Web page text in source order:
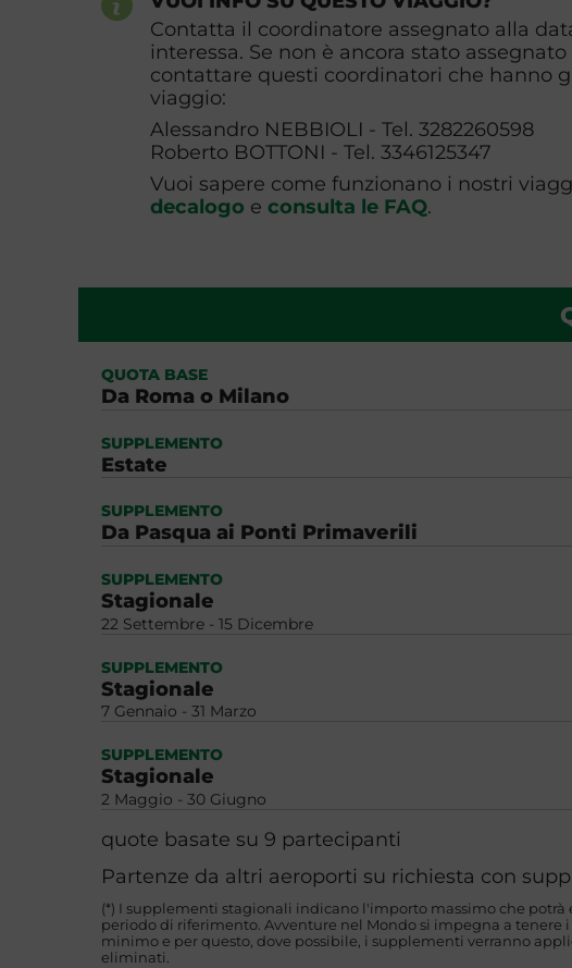
Contatta il coordinatore assegnato alla
interessa. Se non è ancora stato assegnato
contattare questi coordinatori che hanno
viaggio:
Alessandro NEBBIOLI - Tel. 3282260598
Roberto BOTTONI - Tel. 3346125347
Vuoi sapere come funzionano i nostri
decalogo e consulta le FAQ.
QUOTA BASE
Da Roma o Milano
SUPPLEMENTO
Estate
SUPPLEMENTO
Da Pasqua ai Ponti Primaverili
SUPPLEMENTO
Stagionale
22 Settembre - 15 Dicembre
SUPPLEMENTO
Stagionale
7 Gennaio - 31 Marzo
SUPPLEMENTO
Stagionale
2 Maggio - 30 Giugno
quote basate su 9 partecipanti
Partenze da altri aeroporti su richiesta con
(*) I supplementi stagionali indicano l'importo massimo che potrà
periodo di riferimento. Avventure nel Mondo si impegna a tenere i
minimo e per questo, dove possibile, i supplementi verranno
eliminati.